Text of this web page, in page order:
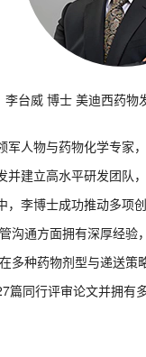
李台威 博士 美迪西药物
人物与药物化学专家
建立高水平研发团队
，李博士成功推动多项
沟通方面拥有深厚经
多种药物剂型与递送
篇同行评审论文并拥